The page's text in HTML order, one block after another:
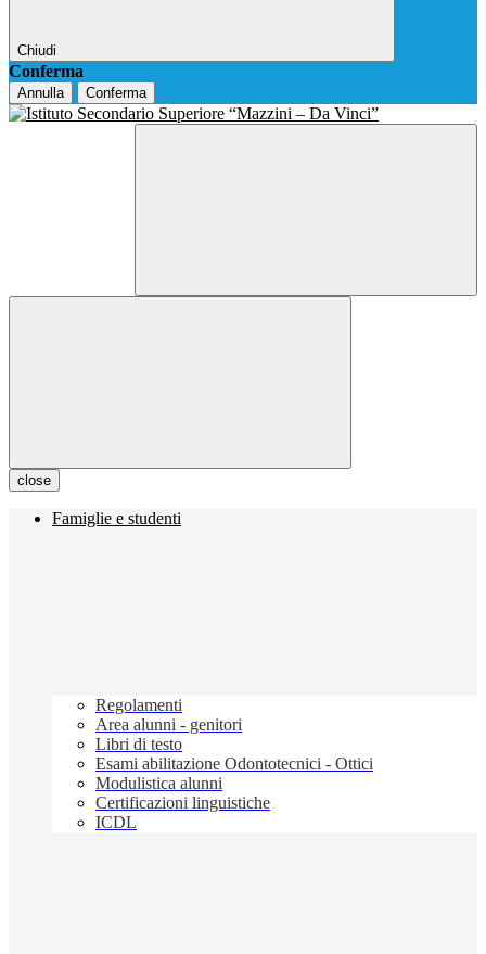
Chiudi
Conferma
Annulla Conferma
close
Famiglie e studenti
Regolamenti
Area alunni - genitori
Libri di testo
Esami abilitazione Odontotecnici - Ottici
Modulistica alunni
Certificazioni linguistiche
ICDL